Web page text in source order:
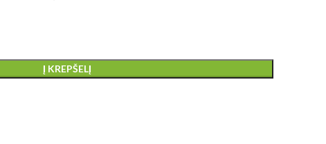
Į KREPŠELĮ